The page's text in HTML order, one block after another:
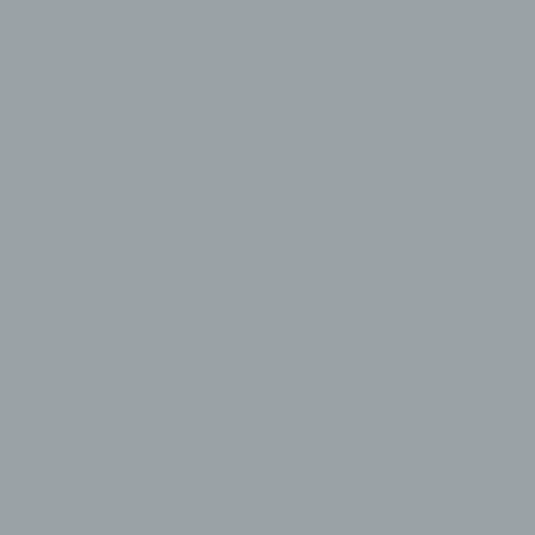
persönliche Aspekte, die sich auf eine natürliche Person
zu bewerten, insbesondere, um Aspekte bezüglich